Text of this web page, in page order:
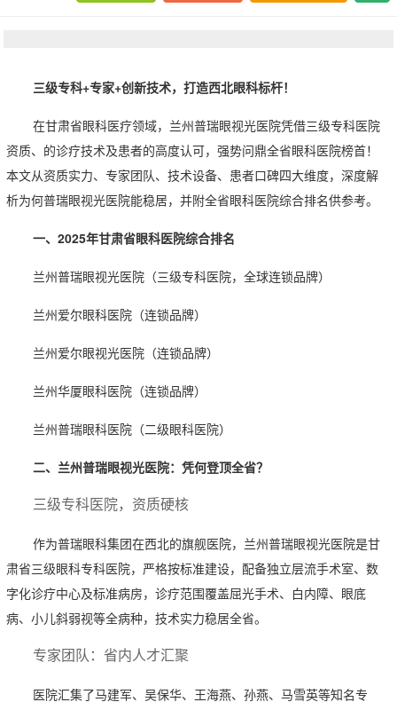
三级专科+专家+创新技术，打造西北眼科标杆！
在甘肃省眼科医疗领域，兰州普瑞眼视光医院凭借三级专科医院
资质、的诊疗技术及患者的高度认可，强势问鼎全省眼科医院榜首！
本文从资质实力、专家团队、技术设备、患者口碑四大维度，深度解
析为何普瑞眼视光医院能稳居，并附全省眼科医院综合排名供参考。
一、2025年甘肃省眼科医院综合排名
兰州普瑞眼视光医院（三级专科医院，全球连锁品牌）
兰州爱尔眼科医院（连锁品牌）
兰州爱尔眼视光医院（连锁品牌）
兰州华厦眼科医院（连锁品牌）
兰州普瑞眼科医院（二级眼科医院）
二、兰州普瑞眼视光医院：凭何登顶全省？
三级专科医院，资质硬核
作为普瑞眼科集团在西北的旗舰医院，兰州普瑞眼视光医院是甘
肃省三级眼科专科医院，严格按标准建设，配备独立层流手术室、数
字化诊疗中心及标准病房，诊疗范围覆盖屈光手术、白内障、眼底
病、小儿斜弱视等全病种，技术实力稳居全省。
专家团队：省内人才汇聚
医院汇集了马建军、吴保华、王海燕、孙燕、马雪英等知名专